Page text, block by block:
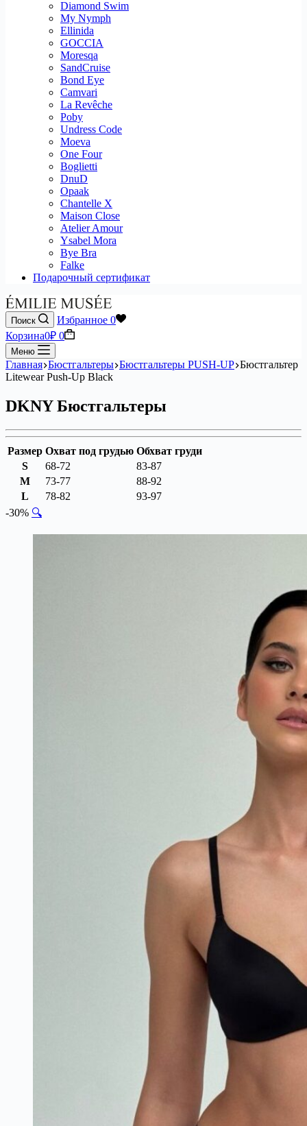
Diamond Swim
My Nymph
Ellinida
GOCCIA
Moresqa
SandCruise
Bond Eye
Camvari
La Revêche
Poby
Undress Code
Moeva
One Four
Boglietti
DnuD
Opaak
Chantelle X
Maison Close
Atelier Amour
Ysabel Mora
Bye Bra
Falke
Подарочный сертификат
Поиск Избранное 0
Корзина0₽ 0
Меню
Главная Бюстгальтеры Бюстгальтеры PUSH-UP Бюстгальтер
Litewear Push-Up Black
DKNY Бюстгальтеры
Размер Охват под грудью Обхват груди
S
68-72
83-87
M
73-77
88-92
L
78-82
93-97
-30% 🔍